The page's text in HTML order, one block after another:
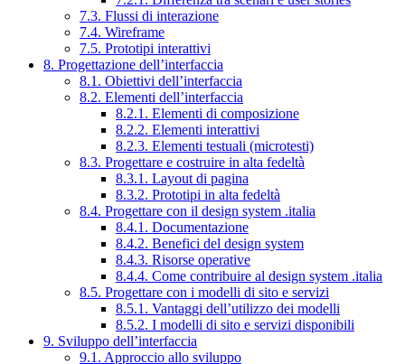
7.3. Flussi di interazione
7.4. Wireframe
7.5. Prototipi interattivi
8. Progettazione dell’interfaccia
8.1. Obiettivi dell’interfaccia
8.2. Elementi dell’interfaccia
8.2.1. Elementi di composizione
8.2.2. Elementi interattivi
8.2.3. Elementi testuali (microtesti)
8.3. Progettare e costruire in alta fedeltà
8.3.1. Layout di pagina
8.3.2. Prototipi in alta fedeltà
8.4. Progettare con il design system .italia
8.4.1. Documentazione
8.4.2. Benefici del design system
8.4.3. Risorse operative
8.4.4. Come contribuire al design system .italia
8.5. Progettare con i modelli di sito e servizi
8.5.1. Vantaggi dell’utilizzo dei modelli
8.5.2. I modelli di sito e servizi disponibili
9. Sviluppo dell’interfaccia
9.1. Approccio allo sviluppo